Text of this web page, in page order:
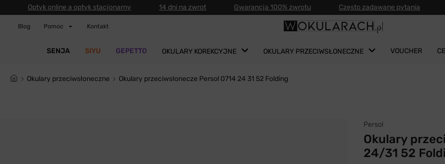
Optyk online a optyk stacjonarny 14 dni na zwrot Gwarancja 100% zwrotu Często zadawane pytania
Blog Pomoc Kontakt
SENJA SIYU GEPETTO OKULARY KOREKCYJNE OKULARY PRZECIWSŁONECZNE VOUCHER
Okulary przeciwsłoneczne Okulary przeciwsłonecze Persol 0714 24 31 52 Folding
Persol
Okulary
24/31 52